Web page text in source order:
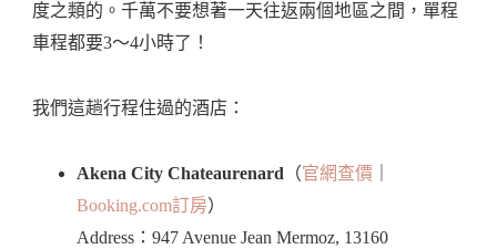
度之類的。千萬不要想著一天往返兩個地區之間，單程
車程都要3～4小時了！
我們這趟行程住過的酒店：
Akena City Chateaurenard （官網查價
Booking.com訂房）
Address：947 Avenue Jean Mermoz, 13160